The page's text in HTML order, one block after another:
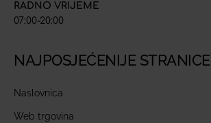
RADNO VRIJEME
07:00-20:00
NAJPOSJEĆENIJE STRANICE
Naslovnica
Web trgovina